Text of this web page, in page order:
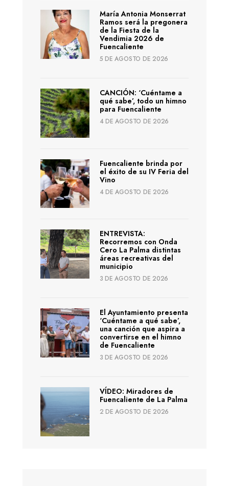
María Antonia Monserrat
Ramos será la pregonera
de la Fiesta de la
Vendimia 2026 de
Fuencaliente
5 DE AGOSTO DE 2026
CANCIÓN: ‘Cuéntame a
qué sabe’, todo un himno
para Fuencaliente
4 DE AGOSTO DE 2026
Fuencaliente brinda por
el éxito de su IV Feria del
Vino
4 DE AGOSTO DE 2026
ENTREVISTA:
Recorremos con Onda
Cero La Palma distintas
áreas recreativas del
municipio
3 DE AGOSTO DE 2026
El Ayuntamiento presenta
‘Cuéntame a qué sabe’,
una canción que aspira a
convertirse en el himno
de Fuencaliente
3 DE AGOSTO DE 2026
VÍDEO: Miradores de
Fuencaliente de La Palma
2 DE AGOSTO DE 2026